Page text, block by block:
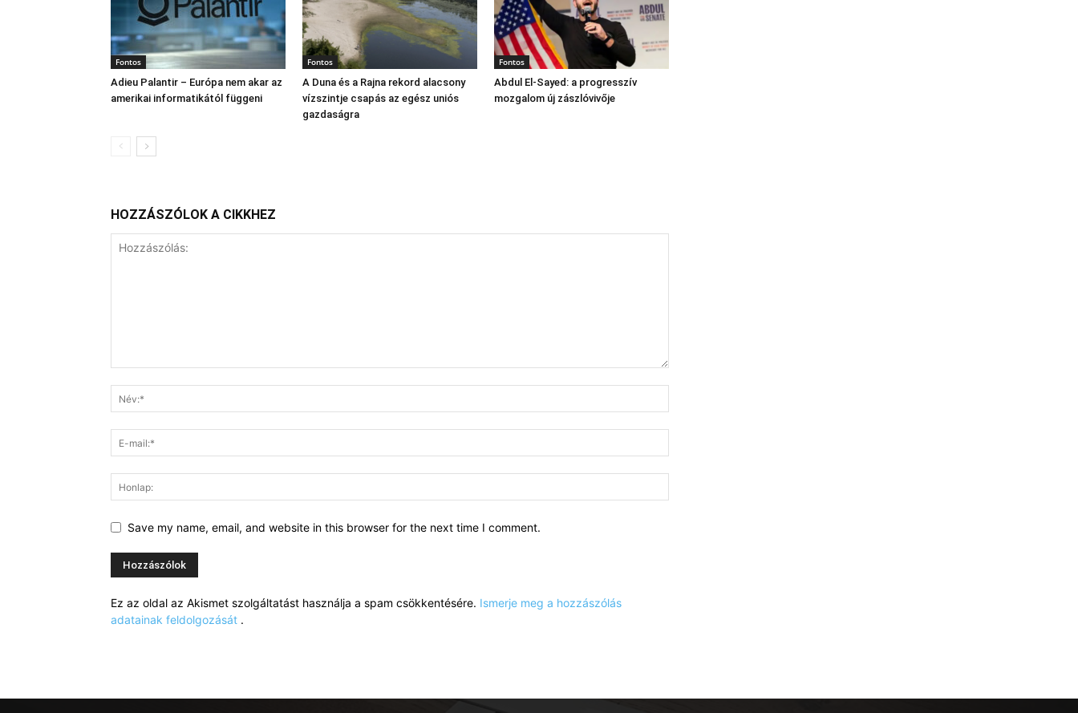
Fontos
Adieu Palantir – Európa nem akar az
amerikai informatikától függeni
Fontos
A Duna és a Rajna rekord alacsony
vízszintje csapás az egész uniós
gazdaságra
Fontos
Abdul El‑Sayed: a progresszív
mozgalom új zászlóvivője
HOZZÁSZÓLOK A CIKKHEZ
Save my name, email, and website in this browser for the next time I comment.
Ez az oldal az Akismet szolgáltatást használja a spam csökkentésére. Ismerje meg a hozzászólás
adatainak feldolgozását .